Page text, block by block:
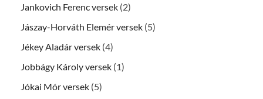
Jankovich Ferenc versek (2)
Jászay-Horváth Elemér versek (5)
Jékey Aladár versek (4)
Jobbágy Károly versek (1)
Jókai Mór versek (5)